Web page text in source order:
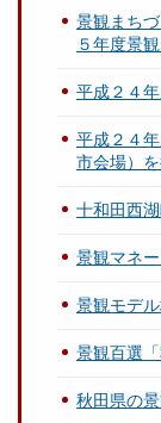
景観まち
５年度景
平成２４
平成２４
市会場）
十和田西
景観マネ
景観モデ
景観百選
秋田県の